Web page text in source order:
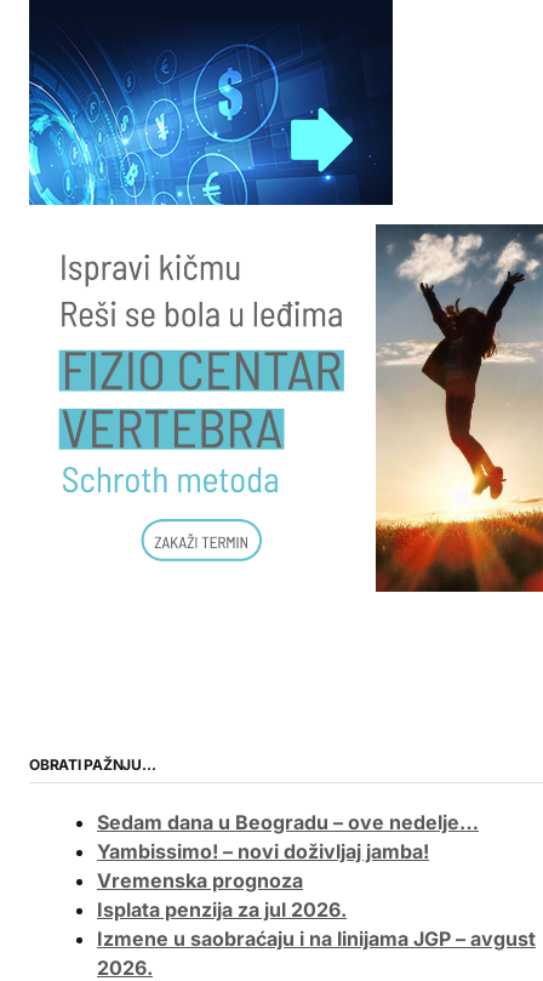
OBRATI PAŽNJU…
Sedam dana u Beogradu – ove nedelje…
Yambissimo! – novi doživljaj jamba!
Vremenska prognoza
Isplata penzija za jul 2026.
Izmene u saobraćaju i na linijama JGP – avgust
2026.